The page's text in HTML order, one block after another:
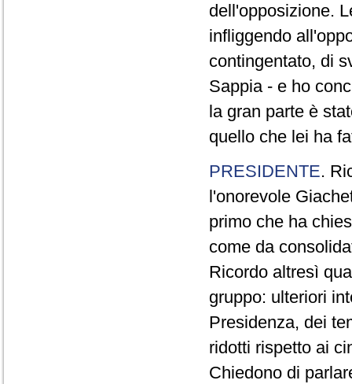
dell'opposizione.
infliggendo
contingentato, di
Sappia - e ho
la gran parte è
quello che lei ha
PRESIDENTE.
l'onorevole
primo che ha
come da
Ricordo altresì
gruppo: ulteriori
Presidenza, dei
ridotti rispetto ai
Chiedono di